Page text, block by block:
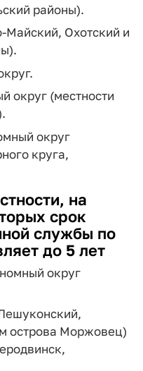
районы).
Майский, Охотский и
округ (местности
округ
круга,
на
срок
службы по
до 5 лет
округ
острова Моржовец)